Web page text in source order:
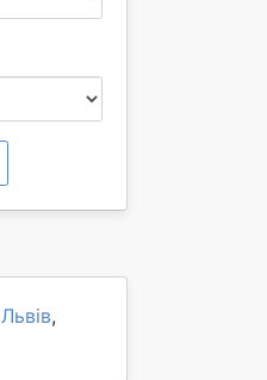
Львів,